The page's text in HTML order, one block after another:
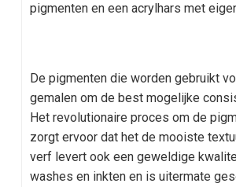
pigmenten en een acrylhars met
De pigmenten die worden gebruikt
gemalen om de best mogelijke
Het revolutionaire proces om de
zorgt ervoor dat het de mooiste
verf levert ook een geweldige
washes en inkten en is uitermate